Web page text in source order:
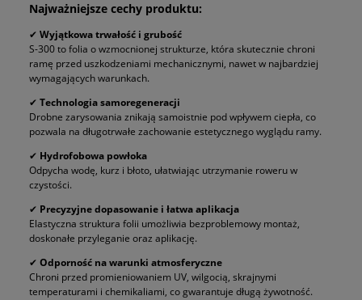
Najważniejsze cechy produktu:
✔ Wyjątkowa trwałość i grubość
S-300 to folia o wzmocnionej strukturze, która skutecznie chroni
ramę przed uszkodzeniami mechanicznymi, nawet w najbardziej
wymagających warunkach.
✔ Technologia samoregeneracji
Drobne zarysowania znikają samoistnie pod wpływem ciepła, co
pozwala na długotrwałe zachowanie estetycznego wyglądu ramy.
✔ Hydrofobowa powłoka
Odpycha wodę, kurz i błoto, ułatwiając utrzymanie roweru w
czystości.
✔ Precyzyjne dopasowanie i łatwa aplikacja
Elastyczna struktura folii umożliwia bezproblemowy montaż,
doskonałe przyleganie oraz aplikację.
✔ Odporność na warunki atmosferyczne
Chroni przed promieniowaniem UV, wilgocią, skrajnymi
temperaturami i chemikaliami, co gwarantuje długą żywotność.